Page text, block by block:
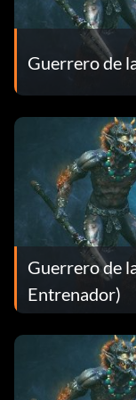
Guerrero de
Guerrero de
Entrenador)